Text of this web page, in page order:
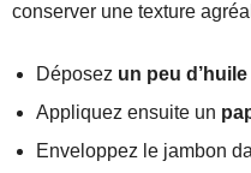
conserver une texture
Déposez un peu d’huile
Appliquez ensuite un
Enveloppez le jambon